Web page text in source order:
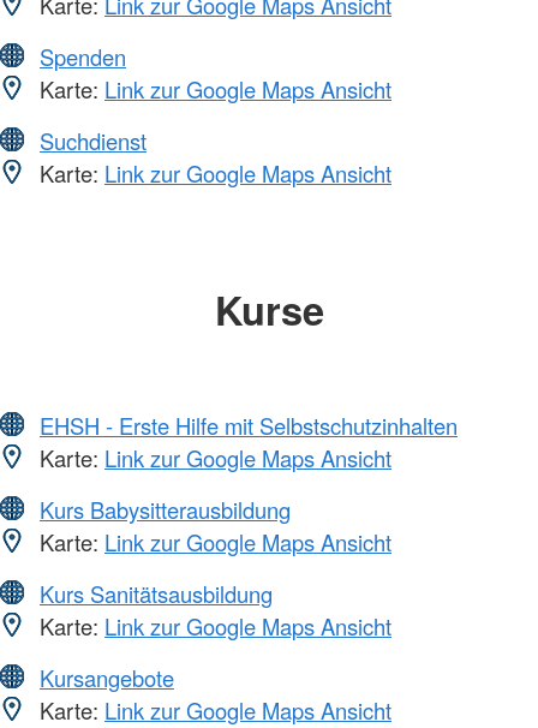
Spenden
Karte: Link zur Google Maps Ansicht
Suchdienst
Karte: Link zur Google Maps Ansicht
Kurse
EHSH - Erste Hilfe mit Selbstschutzinhalten
Karte: Link zur Google Maps Ansicht
Kurs Babysitterausbildung
Karte: Link zur Google Maps Ansicht
Kurs Sanitätsausbildung
Karte: Link zur Google Maps Ansicht
Kursangebote
Karte: Link zur Google Maps Ansicht